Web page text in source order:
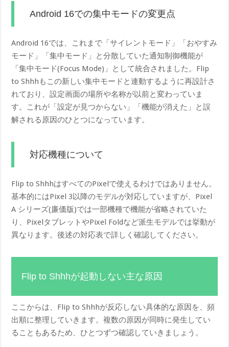
Android 16での集中モードの変更点
Android 16では、これまで「サイレントモード」「おやすみ
モード」「集中モード」と分散していた通知制御機能が
「集中モード(Focus Mode)」として統合されました。Flip
to Shhhもこの新しい集中モードと連動するように再設計さ
れており、設定画面の場所や名称が以前と変わっていま
す。これが「設定が見つからない」「機能が消えた」と誤
解される原因のひとつになっています。
対応機種について
Flip to ShhhはすべてのPixelで使えるわけではありません。
基本的にはPixel 3以降のモデルが対応していますが、Pixel
A シリーズ(廉価版)では一部機種で機能が省略されていた
り、PixelタブレットやPixel Foldなど派生モデルでは挙動が
異なります。後述の対応表で詳しく確認してください。
Flip to Shhhが起動しない主な原因
ここからは、Flip to Shhhが反応しない具体的な原因を、頻
出順に整理していきます。複数の原因が同時に発生してい
ることもあるため、ひとつずつ確認していきましょう。